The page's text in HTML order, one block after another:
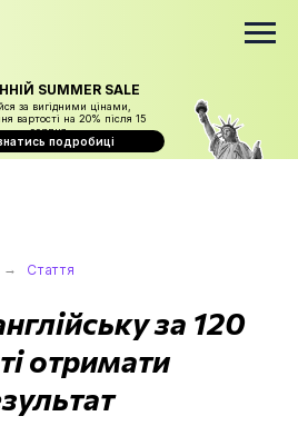
SUMMER SALE
подробиці
за вигідними цінами,
вартості на 20% після 15
серпня
→ Стаття
за 120
отримати